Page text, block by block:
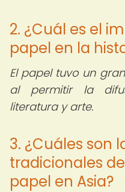
2. ¿Cuál es el
papel en la
El papel tuvo un
al permitir la
literatura y arte.
3. ¿Cuáles son
tradicionales
papel en Asia?